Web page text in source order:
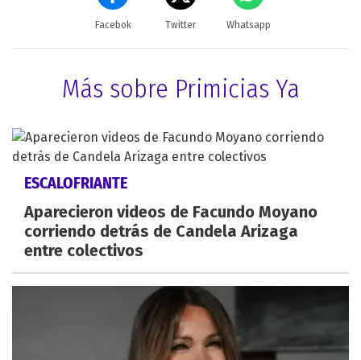
Facebok Twitter Whatsapp
Más sobre Primicias Ya
ESCALOFRIANTE
Aparecieron videos de Facundo Moyano
corriendo detrás de Candela Arizaga
entre colectivos